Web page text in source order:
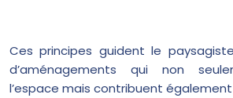
Ces principes guident le
d’aménagements qui non
l’espace mais contribuent également